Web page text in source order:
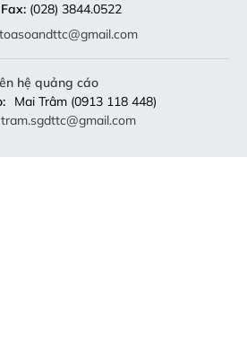
Fax:(028) 3844.0522
toasoandttc@gmail.com
hệ quảng cáo
Mai Trâm (0913 118 448)
tram.sgdttc@gmail.com